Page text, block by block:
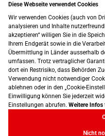
Diese Webseite verwendet Cookies
Wir verwenden Cookies (auch von
analysieren und Inhalte
akzeptieren“ willigen Sie in die
Ihrem Endgerät sowie in die
Übermittlung in Länder ausserhalb
umfassen. Trotz vertraglicher
dort ein Restrisiko, dass Behörden
Verwendung nicht notwendiger
ablehnen oder in den „Cookie-
Einwilligung können Sie jederzeit
Einstellungen abrufen. Weitere Infos
Nicht